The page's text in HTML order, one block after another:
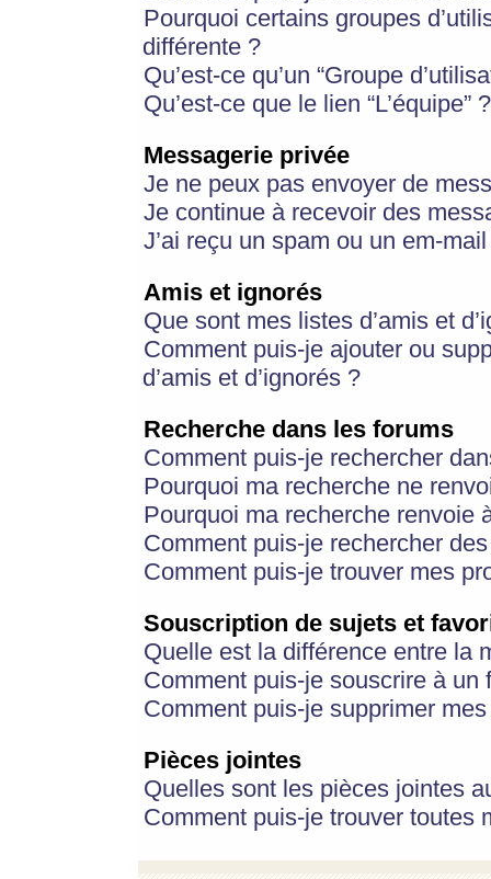
Pourquoi certains groupes
différente ?
Qu’est-ce qu’un “Groupe
Qu’est-ce que le lien “L’équipe” ?
Messagerie privée
Je ne peux pas envoyer de
Je continue à recevoir des
J’ai reçu un spam ou un em-
Amis et ignorés
Que sont mes listes d’amis et
Comment puis-je ajouter ou
d’amis et d’ignorés ?
Recherche dans les forums
Comment puis-je rechercher
Pourquoi ma recherche ne
Pourquoi ma recherche renvoie
Comment puis-je rechercher
Comment puis-je trouver mes
Souscription de sujets et
Quelle est la différence entre la
Comment puis-je souscrire à
Comment puis-je supprimer
Pièces jointes
Quelles sont les pièces jointes
Comment puis-je trouver toutes